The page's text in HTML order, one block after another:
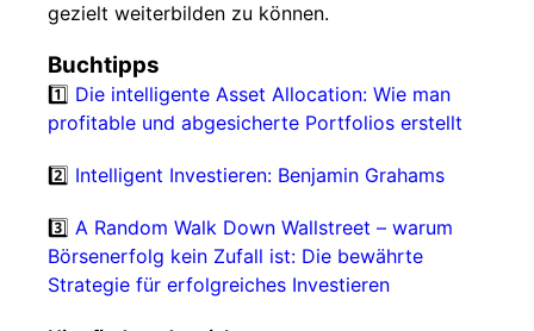
gezielt weiterbilden zu können.
Buchtipps
1️⃣ Die intelligente Asset Allocation: Wie man
profitable und abgesicherte Portfolios erstellt
2️⃣ Intelligent Investieren: Benjamin Grahams
3️⃣ A Random Walk Down Wallstreet – warum
Börsenerfolg kein Zufall ist: Die bewährte
Strategie für erfolgreiches Investieren